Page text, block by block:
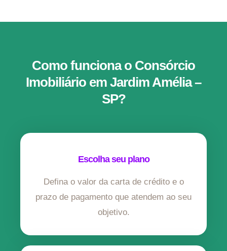
Como funciona o Consórcio
Imobiliário em Jardim Amélia –
SP?
Escolha seu plano
Defina o valor da carta de crédito e o
prazo de pagamento que atendem ao seu
objetivo.